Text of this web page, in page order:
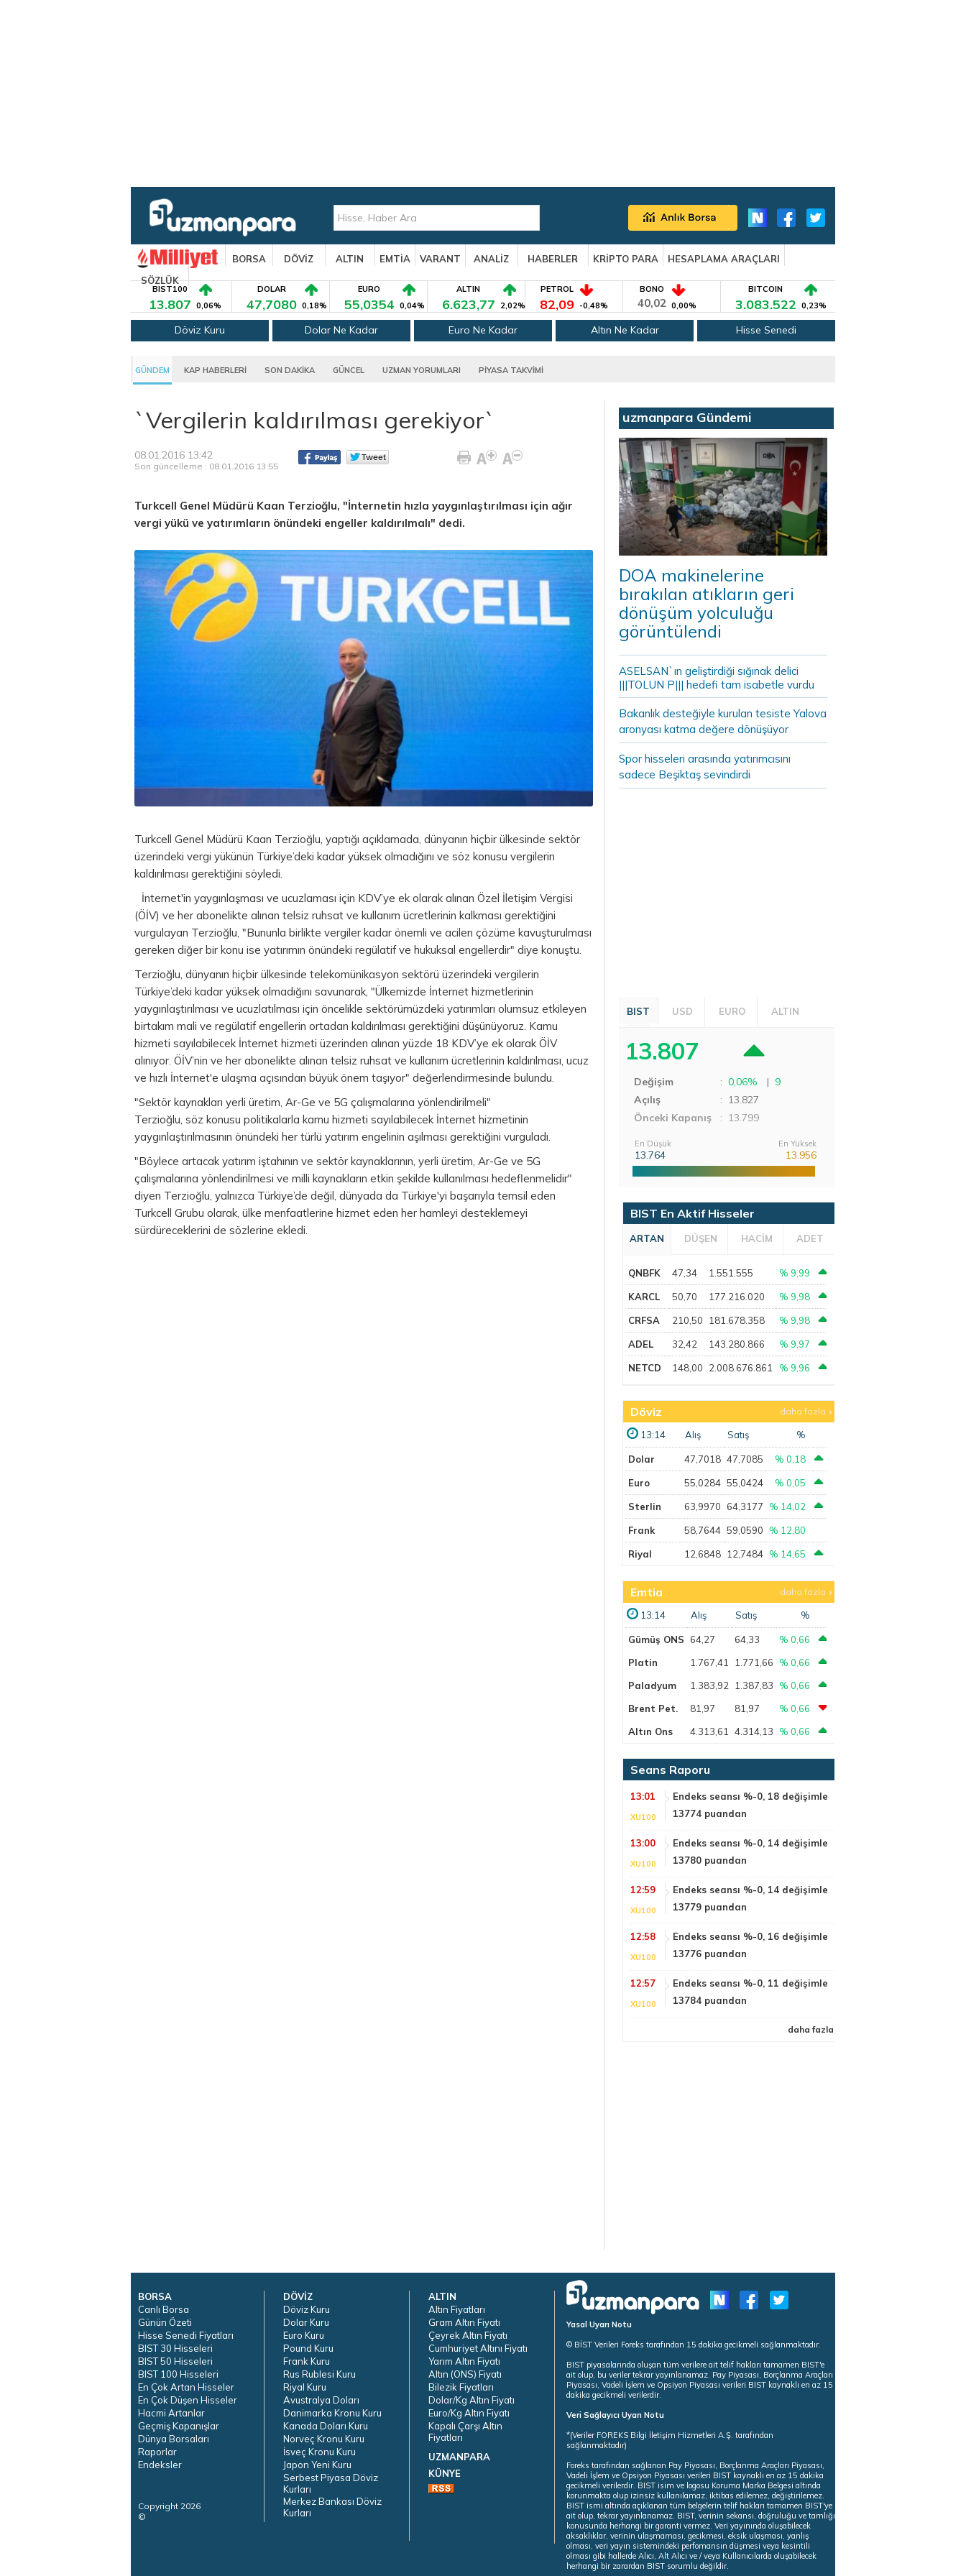
BORSA DÖVİZ ALTIN EMTİA VARANT ANALİZ HABERLER KRİPTO PARA
HESAPLAMA ARAÇLARI
SÖZLÜK
BIST100
13.807 0,06%
DOLAR
47,7080 0,18%
EURO
55,0354 0,04%
ALTIN
6.623,77 2,02%
PETROL
82,09 -0,48%
BONO
40,02 0,00%
BITCOIN
3.083.522 0,23%
Döviz Kuru Dolar Ne Kadar Euro Ne Kadar Altın Ne Kadar Hisse Senedi
GÜNDEM KAP HABERLERİ SON DAKİKA GÜNCEL UZMAN YORUMLARI PİYASA TAKVİMİ
`Vergilerin kaldırılması gerekiyor`
08.01.2016 13:42
Son güncelleme : 08.01.2016 13:55
Turkcell Genel Müdürü Kaan Terzioğlu, "İnternetin hızla yaygınlaştırılması için ağır
vergi yükü ve yatırımların önündeki engeller kaldırılmalı" dedi.
Turkcell Genel Müdürü Kaan Terzioğlu, yaptığı açıklamada, dünyanın hiçbir ülkesinde sektör
üzerindeki vergi yükünün Türkiye’deki kadar yüksek olmadığını ve söz konusu vergilerin
kaldırılması gerektiğini söyledi.
İnternet'in yaygınlaşması ve ucuzlaması için KDV’ye ek olarak alınan Özel İletişim Vergisi
(ÖİV) ve her abonelikte alınan telsiz ruhsat ve kullanım ücretlerinin kalkması gerektiğini
vurgulayan Terzioğlu, "Bununla birlikte vergiler kadar önemli ve acilen çözüme kavuşturulması
gereken diğer bir konu ise yatırımın önündeki regülatif ve hukuksal engellerdir" diye konuştu.
Terzioğlu, dünyanın hiçbir ülkesinde telekomünikasyon sektörü üzerindeki vergilerin
Türkiye’deki kadar yüksek olmadığını savunarak, "Ülkemizde İnternet hizmetlerinin
yaygınlaştırılması ve ucuzlatılması için öncelikle sektörümüzdeki yatırımları olumsuz etkileyen
birtakım mali ve regülatif engellerin ortadan kaldırılması gerektiğini düşünüyoruz. Kamu
hizmeti sayılabilecek İnternet hizmeti üzerinden alınan yüzde 18 KDV’ye ek olarak ÖİV
alınıyor. ÖİV’nin ve her abonelikte alınan telsiz ruhsat ve kullanım ücretlerinin kaldırılması, ucuz
ve hızlı İnternet'e ulaşma açısından büyük önem taşıyor" değerlendirmesinde bulundu.
"Sektör kaynakları yerli üretim, Ar-Ge ve 5G çalışmalarına yönlendirilmeli"
Terzioğlu, söz konusu politikalarla kamu hizmeti sayılabilecek İnternet hizmetinin
yaygınlaştırılmasının önündeki her türlü yatırım engelinin aşılması gerektiğini vurguladı.
"Böylece artacak yatırım iştahının ve sektör kaynaklarının, yerli üretim, Ar-Ge ve 5G
çalışmalarına yönlendirilmesi ve milli kaynakların etkin şekilde kullanılması hedeflenmelidir"
diyen Terzioğlu, yalnızca Türkiye’de değil, dünyada da Türkiye'yi başarıyla temsil eden
Turkcell Grubu olarak, ülke menfaatlerine hizmet eden her hamleyi desteklemeyi
sürdüreceklerini de sözlerine ekledi.
uzmanpara Gündemi
DOA makinelerine
bırakılan atıkların geri
dönüşüm yolculuğu
görüntülendi
ASELSAN`ın geliştirdiği sığınak delici
|||TOLUN P||| hedefi tam isabetle vurdu
Bakanlık desteğiyle kurulan tesiste Yalova
aronyası katma değere dönüşüyor
Spor hisseleri arasında yatırımcısını
sadece Beşiktaş sevindirdi
BIST USD EURO ALTIN
13.807
Değişim : 0,06% | 9
Açılış
: 13.827
Önceki Kapanış
: 13.799
En Düşük
13.764
En Yüksek
13.956
BIST En Aktif Hisseler
ARTAN DÜŞEN HACİM ADET
QNBFK 47,34 1.551.555 % 9,99
KARCL 50,70 177.216.020 % 9,98
CRFSA 210,50 181.678.358 % 9,98
ADEL 32,42 143.280.866 % 9,97
NETCD 148,00 2.008.676.861 % 9,96
Döviz daha fazla
13:14 Alış Satış %
Dolar 47,7018 47,7085 % 0,18
Euro 55,0284 55,0424 % 0,05
Sterlin 63,9970 64,3177 % 14,02
Frank 58,7644 59,0590 % 12,80
Riyal 12,6848 12,7484 % 14,65
Emtia daha fazla
13:14 Alış Satış %
Gümüş ONS 64,27 64,33
% 0,66
Platin
1.767,41 1.771,66
% 0,66
Paladyum
1.383,92 1.387,83
% 0,66
Brent Pet.
81,97 81,97
% 0,66
Altın Ons
4.313,61 4.314,13 % 0,66
Seans Raporu
13:01
XU100
Endeks seansı %-0, 18 değişimle
13774 puandan
13:00
XU100
Endeks seansı %-0, 14 değişimle
13780 puandan
12:59
XU100
Endeks seansı %-0, 14 değişimle
13779 puandan
12:58
XU100
Endeks seansı %-0, 16 değişimle
13776 puandan
12:57
XU100
Endeks seansı %-0, 11 değişimle
13784 puandan
daha fazla
BORSA
Canlı Borsa
Günün Özeti
Hisse Senedi Fiyatları
BIST 30 Hisseleri
BIST 50 Hisseleri
BIST 100 Hisseleri
En Çok Artan Hisseler
En Çok Düşen Hisseler
Hacmi Artanlar
Geçmiş Kapanışlar
Dünya Borsaları
Raporlar
Endeksler
Copyright 2026
©
DÖVİZ
Döviz Kuru
Dolar Kuru
Euro Kuru
Pound Kuru
Frank Kuru
Rus Rublesi Kuru
Riyal Kuru
Avustralya Doları
Danimarka Kronu Kuru
Kanada Doları Kuru
Norveç Kronu Kuru
İsveç Kronu Kuru
Japon Yeni Kuru
Serbest Piyasa Döviz
Kurları
Merkez Bankası Döviz
Kurları
ALTIN
Altın Fiyatları
Gram Altın Fiyatı
Çeyrek Altın Fiyatı
Cumhuriyet Altını Fiyatı
Yarım Altın Fiyatı
Altın (ONS) Fiyatı
Bilezik Fiyatları
Dolar/Kg Altın Fiyatı
Euro/Kg Altın Fiyatı
Kapalı Çarşı Altın
Fiyatları
UZMANPARA
KÜNYE
Yasal Uyarı Notu
© BİST Verileri Foreks tarafından 15 dakika gecikmeli sağlanmaktadır.
BIST piyasalarında oluşan tüm verilere ait telif hakları tamamen BIST'e
ait olup, bu veriler tekrar yayınlanamaz. Pay Piyasası, Borçlanma Araçları
Piyasası, Vadeli İşlem ve Opsiyon Piyasası verileri BIST kaynaklı en az 15
dakika gecikmeli verilerdir.
Veri Sağlayıcı Uyarı Notu
*(Veriler FOREKS Bilgi İletişim Hizmetleri A.Ş. tarafından
sağlanmaktadır)
Foreks tarafından sağlanan Pay Piyasası, Borçlanma Araçları Piyasası,
Vadeli İşlem ve Opsiyon Piyasası verileri BIST kaynaklı en az 15 dakika
gecikmeli verilerdir. BIST isim ve logosu Koruma Marka Belgesi altında
korunmakta olup izinsiz kullanılamaz, iktibas edilemez, değiştirilemez.
BIST ismi altında açıklanan tüm belgelerin telif hakları tamamen BIST'ye
ait olup, tekrar yayınlanamaz. BIST, verinin sekansı, doğruluğu ve tamlığı
konusunda herhangi bir garanti vermez. Veri yayınında oluşabilecek
aksaklıklar, verinin ulaşmaması, gecikmesi, eksik ulaşması, yanlış
olması, veri yayın sistemindeki perfomansın düşmesi veya kesintili
olması gibi hallerde Alıcı, Alt Alıcı ve / veya Kullanıcılarda oluşabilecek
herhangi bir zarardan BIST sorumlu değildir.